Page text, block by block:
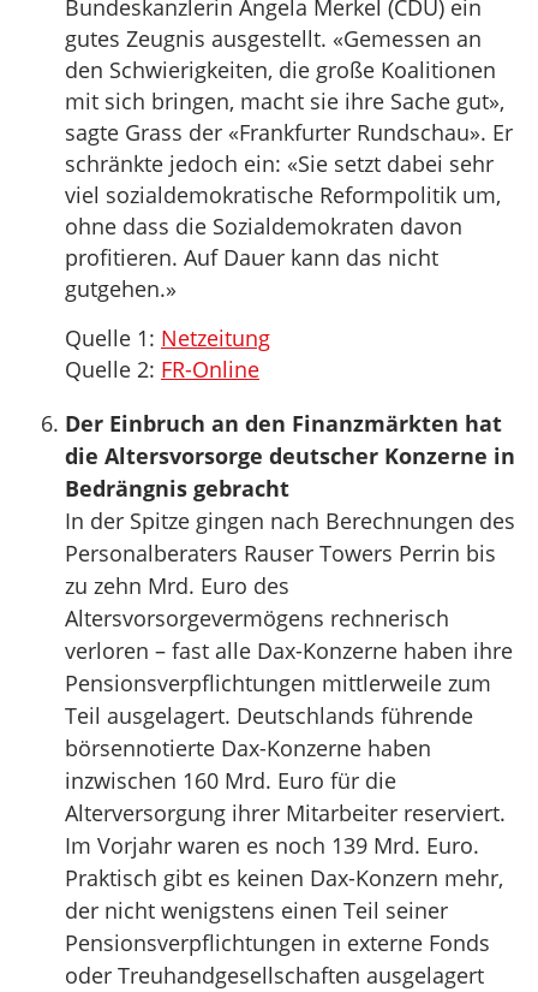
Bundeskanzlerin Angela Merkel (CDU) ein
gutes Zeugnis ausgestellt. «Gemessen an
den Schwierigkeiten, die große Koalitionen
mit sich bringen, macht sie ihre Sache gut»,
sagte Grass der «Frankfurter Rundschau». Er
schränkte jedoch ein: «Sie setzt dabei sehr
viel sozialdemokratische Reformpolitik um,
ohne dass die Sozialdemokraten davon
profitieren. Auf Dauer kann das nicht
gutgehen.»
Quelle 1: Netzeitung
Quelle 2: FR-Online
Der Einbruch an den Finanzmärkten hat
die Altersvorsorge deutscher Konzerne in
Bedrängnis gebracht
In der Spitze gingen nach Berechnungen des
Personalberaters Rauser Towers Perrin bis
zu zehn Mrd. Euro des
Altersvorsorgevermögens rechnerisch
verloren – fast alle Dax-Konzerne haben ihre
Pensionsverpflichtungen mittlerweile zum
Teil ausgelagert. Deutschlands führende
börsennotierte Dax-Konzerne haben
inzwischen 160 Mrd. Euro für die
Alterversorgung ihrer Mitarbeiter reserviert.
Im Vorjahr waren es noch 139 Mrd. Euro.
Praktisch gibt es keinen Dax-Konzern mehr,
der nicht wenigstens einen Teil seiner
Pensionsverpflichtungen in externe Fonds
oder Treuhandgesellschaften ausgelagert